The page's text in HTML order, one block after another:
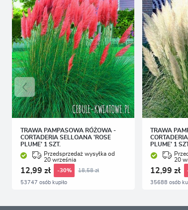
TRAWA PAMPASOWA RÓŻOWA -
CORTADERIA SELLOANA 'ROSE
PLUME' 1 SZT.
Przedsprzedaż wysyłka od
20 września
12,99 zł -30% 18,58 zł
53747 osób kupiło
TRAWA
PLUME' 1
20
12,99 zł
35688 osób